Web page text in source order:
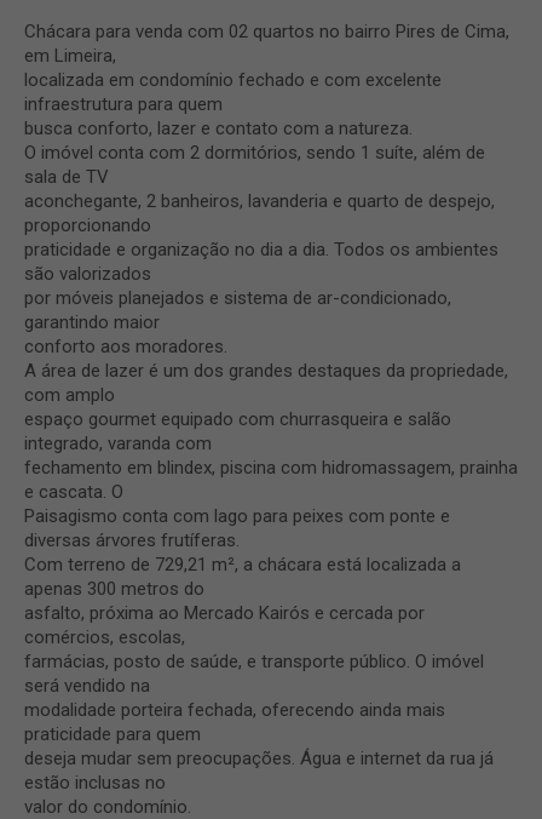
Chácara para venda com 02 quartos no bairro Pires de Cima,
em Limeira,
localizada em condomínio fechado e com excelente
infraestrutura para quem
busca conforto, lazer e contato com a natureza.
O imóvel conta com 2 dormitórios, sendo 1 suíte, além de
sala de TV
aconchegante, 2 banheiros, lavanderia e quarto de despejo,
proporcionando
praticidade e organização no dia a dia. Todos os ambientes
são valorizados
por móveis planejados e sistema de ar-condicionado,
garantindo maior
conforto aos moradores.
A área de lazer é um dos grandes destaques da propriedade,
com amplo
espaço gourmet equipado com churrasqueira e salão
integrado, varanda com
fechamento em blindex, piscina com hidromassagem, prainha
e cascata. O
Paisagismo conta com lago para peixes com ponte e
diversas árvores frutíferas.
Com terreno de 729,21 m², a chácara está localizada a
apenas 300 metros do
asfalto, próxima ao Mercado Kairós e cercada por
comércios, escolas,
farmácias, posto de saúde, e transporte público. O imóvel
será vendido na
modalidade porteira fechada, oferecendo ainda mais
praticidade para quem
deseja mudar sem preocupações. Água e internet da rua já
estão inclusas no
valor do condomínio.